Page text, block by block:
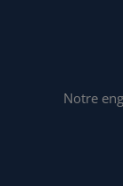
Notre